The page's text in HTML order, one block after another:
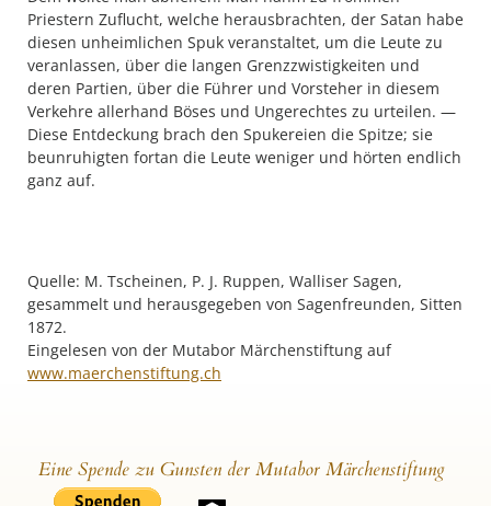
Priestern Zuflucht, welche herausbrachten, der Satan habe
diesen unheimlichen Spuk veranstaltet, um die Leute zu
veranlassen, über die langen Grenzzwistigkeiten und
deren Partien, über die Führer und Vorsteher in diesem
Verkehre allerhand Böses und Ungerechtes zu urteilen. —
Diese Entdeckung brach den Spukereien die Spitze; sie
beunruhigten fortan die Leute weniger und hörten endlich
ganz auf.
Quelle: M. Tscheinen, P. J. Ruppen, Walliser Sagen,
gesammelt und herausgegeben von Sagenfreunden, Sitten
1872.
Eingelesen von der Mutabor Märchenstiftung auf
www.maerchenstiftung.ch
Eine Spende zu Gunsten der Mutabor Märchenstiftung